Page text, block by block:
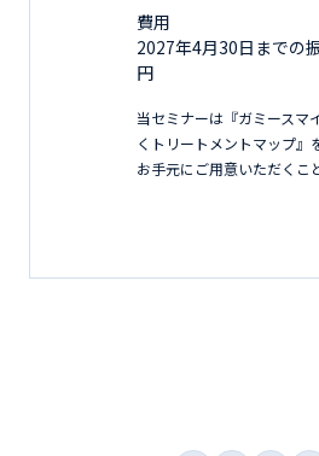
費用
2027年4月30日まで
円
当セミナーは『ガミース
くトリートメントマップ』
お手元にご用意いただくこ